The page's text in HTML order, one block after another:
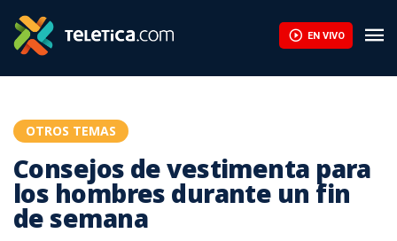
EN VIVO
OTROS TEMAS
Consejos de vestimenta para
los hombres durante un fin
de semana